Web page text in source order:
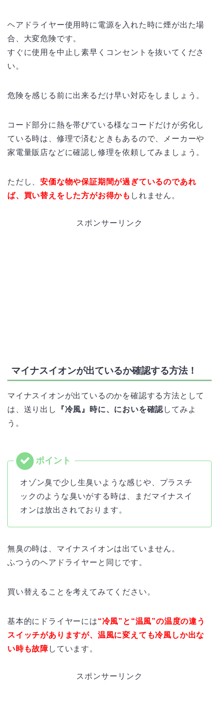
ヘアドライヤー使用時に電源を入れた時に煙が出た場
合、大変危険です。
すぐに使用を中止し素早くコンセントを抜いてくださ
い。
危険を感じる前に出来るだけ早い対応をしましょう。
コード部分に熱を帯びている様なコードだけが劣化し
ている時は、修理で済むときもあるので、メーカーや
家電量販店などに確認し修理を依頼してみましょう。
ただし、安価な物や保証期間が過ぎているのであれ
ば、買い替えをした方がお得かも しれません。
スポンサーリンク
マイナスイオンが出ているか確認する方法！
マイナスイオンが出ているのかを確認する方法として
は、送り出し
『冷風』時に、においを確認 してみよ
う。
オゾン臭で少し生臭いような感じや、プラスチ
ックのような臭いがする時は、まだマイナスイ
オンは放出されております。
無臭の時は、マイナスイオンは出ていません。
ふつうのヘアドライヤーと同じです。
買い替えることを考えてみてください。
基本的にドライヤーには“冷風”と“温風”の温度の違う
スイッチがありますが、温風に変えても冷風しか出な
い時も故障しています。
スポンサーリンク